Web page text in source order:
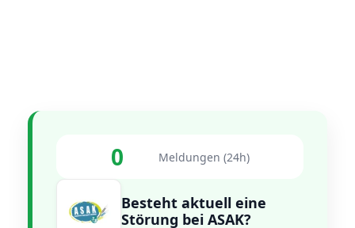
0 Meldungen (24h)
Besteht aktuell eine
Störung bei ASAK?